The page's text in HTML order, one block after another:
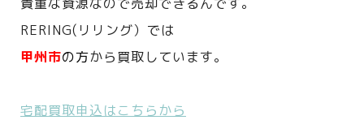
RERING(リリング）では
甲州市の方から買取しています。
宅配買取申込はこちらから